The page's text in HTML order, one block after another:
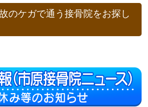
のケガで通う接骨院をお探し